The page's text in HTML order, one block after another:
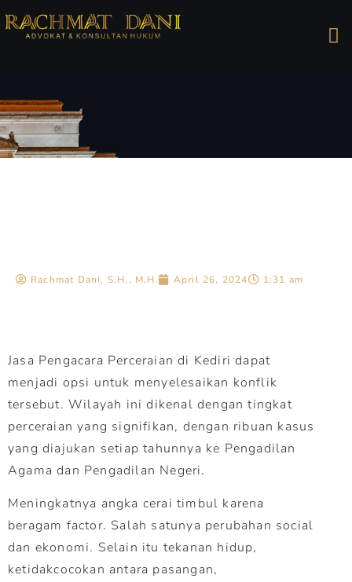
Rachmat Dani, S.H., M.H. April 26, 2024 1:31 am
Jasa Pengacara Perceraian di Kediri dapat
menjadi opsi untuk menyelesaikan konflik
tersebut. Wilayah ini dikenal dengan tingkat
perceraian yang signifikan, dengan ribuan kasus
yang diajukan setiap tahunnya ke Pengadilan
Agama dan Pengadilan Negeri.
Meningkatnya angka cerai timbul karena
beragam factor. Salah satunya perubahan social
dan ekonomi. Selain itu tekanan hidup,
ketidakcocokan antara pasangan,